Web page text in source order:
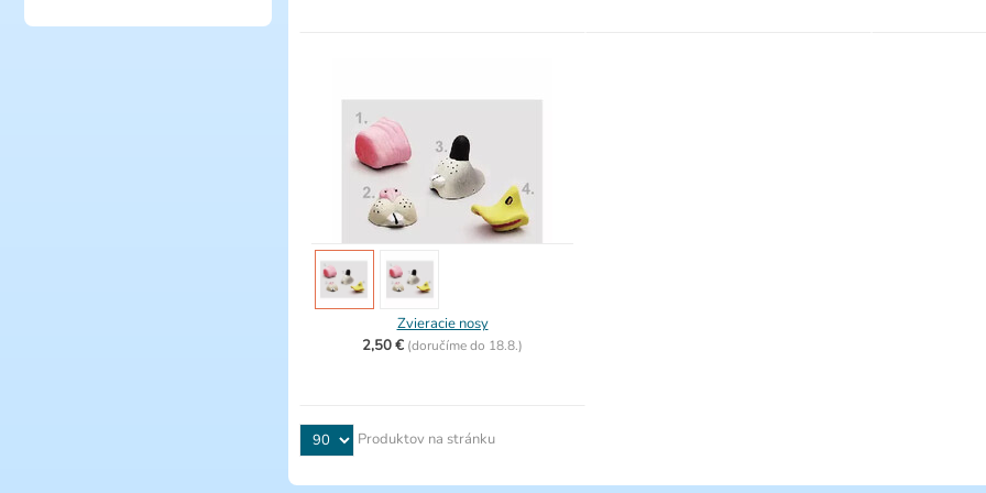
Zvieracie nosy
2,50 € (doručíme do 18.8.)
Produktov na stránku